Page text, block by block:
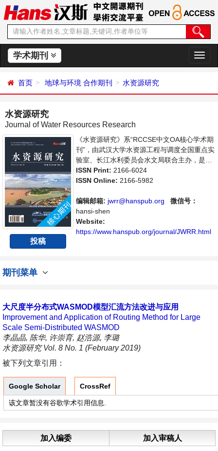
学术期刊
切
换
首页 地球与环境 合作期刊 水资源研究
水资源研究
Journal of Water Resources Research
投稿
《水资源研究》系“RCCSE中文OA核心学术期
刊”，由武汉大学水资源工程与调度全国重点实
验室、长江水利委员会水文局联合主办，是开
放获取期刊，以传播和展示世界水文水资源研
究领域最新成果、推进中国水文水资源研究走
发利用，水环境保护的理论方法、技术经验和
应用成果以及水文水资源研究新的发展方向和
具有前瞻性的水战略性问题，为广大水文水资
源研究者及相关技术人员提供一个免...
ISSN Print: 2166-6024
ISSN Online: 2166-5982
编辑邮箱: jwrr@hanspub.org
微信号：
hansi-shen
Website:
https://www.hanspub.org/journal/JWRR.html
期刊菜单
大尺度半分布式WASMOD模型汇流方法改进与应用
Improvement and Application of Routing Method for Large
Scale Semi-Distributed WASMOD
李晶晶, 陈华, 许崇育, 赵浩源, 李璐
水资源研究 Vol. 8 No. 1 (February 2019)
被下列文章引用：
Google Scholar CrossRef
该文章暂没有谷歌学术引用信息.
加入编委 加入审稿人